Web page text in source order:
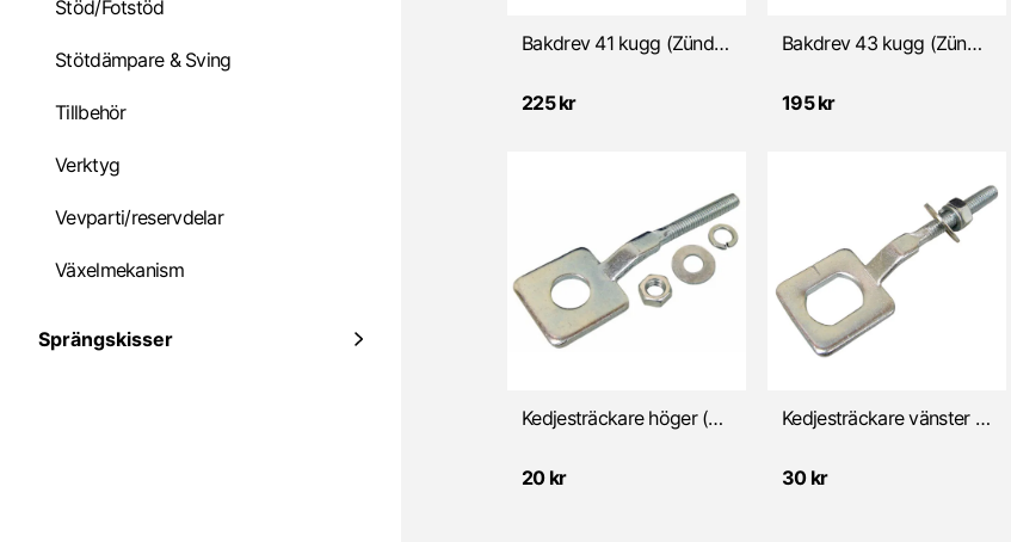
Stöd/Fotstöd
Stötdämpare & Sving
Tillbehör
Verktyg
Vevparti/reservdelar
Växelmekanism
Sprängskisser
Bakdrev 41 kugg (Zündapp) Kupat/6 bultar
225 kr
Bakdrev 43 kugg (Zündapp) Kupat/6 bultar
195 kr
Kedjesträckare höger (Zündapp KS50)
20 kr
Kedjesträckare vänster (Zündapp 1977-)
30 kr